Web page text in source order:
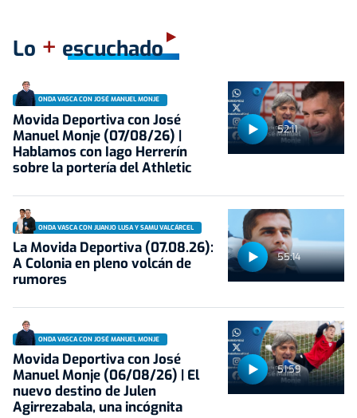
Lo + escuchado
52:11
ONDA VASCA CON JOSÉ MANUEL MONJE
Movida Deportiva con José
Manuel Monje (07/08/26) |
Hablamos con Iago Herrerín
sobre la portería del Athletic
55:14
ONDA VASCA CON JUANJO LUSA Y SAMU VALCÁRCEL
La Movida Deportiva (07.08.26):
A Colonia en pleno volcán de
rumores
51:59
ONDA VASCA CON JOSÉ MANUEL MONJE
Movida Deportiva con José
Manuel Monje (06/08/26) | El
nuevo destino de Julen
Agirrezabala, una incógnita